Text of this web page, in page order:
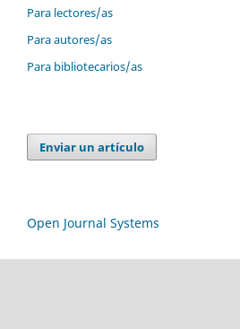
Para lectores/as
Para autores/as
Para bibliotecarios/as
Enviar un artículo
Open Journal Systems